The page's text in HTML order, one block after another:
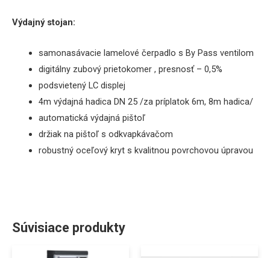
Výdajný stojan:
samonasávacie lamelové čerpadlo s By Pass ventilom
digitálny zubový prietokomer , presnosť – 0,5%
podsvietený LC displej
4m výdajná hadica DN 25 /za príplatok 6m, 8m hadica/
automatická výdajná pištoľ
držiak na pištoľ s odkvapkávačom
robustný oceľový kryt s kvalitnou povrchovou úpravou
Súvisiace produkty